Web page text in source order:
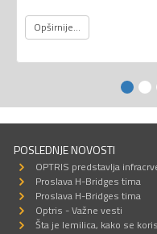
Opširnije...
POSLEDNJE NOVOSTI
OPTRIS predstavlja
Proslava H-Bridges tima
Proslava H-Bridges tima
Optris - Važne vesti
Šta je lemilica, kako se